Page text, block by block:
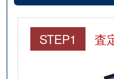
STEP1 査